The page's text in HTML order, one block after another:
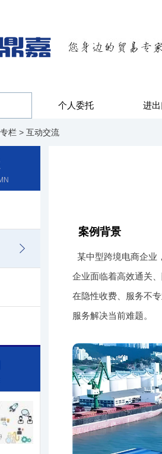
个人委托 进
栏 > 互动交流
案例背景
某中型跨境电商企业
企业面临着高效通关
在隐性收费、服务不
服务解决当前难题。